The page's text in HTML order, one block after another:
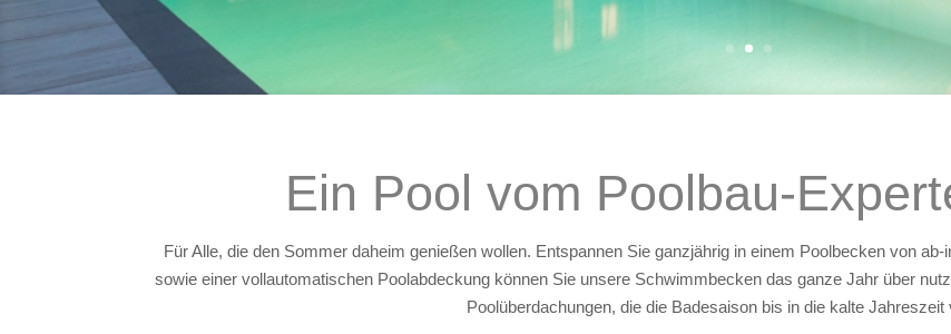
Ein Pool vom Poolbau-
Für Alle, die den Sommer daheim genießen wollen. Entspannen Sie ganzjährig in einem Poolbecken von
sowie einer vollautomatischen Poolabdeckung können Sie unsere Schwimmbecken das ganze Jahr über
Poolüberdachungen, die die Badesaison bis in die kalte Jahreszeit